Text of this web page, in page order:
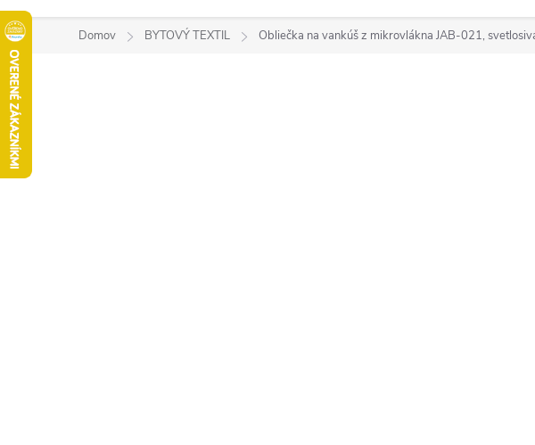
Domov BYTOVÝ TEXTIL Obliečka na vankúš z mikrovlákna JAB-021,